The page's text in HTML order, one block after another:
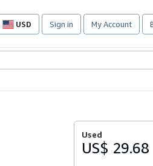
USD
Site
preferences
Sign in My Account
Used
US$ 29.68